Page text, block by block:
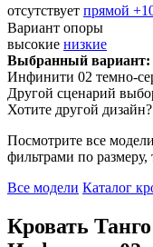
отсутствует прямой
Вариант опоры
высокие низкие
Выбранный вариант:
Инфинити 02 темно-
Другой сценарий
Хотите другой дизайн?
Посмотрите все
фильтрами по
Все модели Каталог
Кровать